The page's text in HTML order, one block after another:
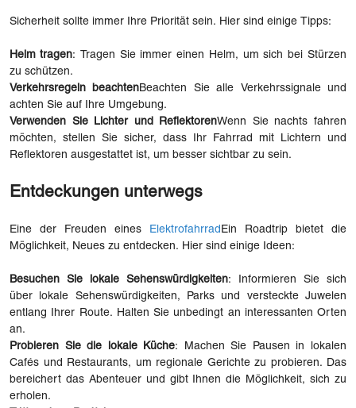
Sicherheit sollte immer Ihre Priorität sein. Hier sind einige Tipps:
Helm tragen: Tragen Sie immer einen Helm, um sich bei Stürzen
zu schützen.
Verkehrsregeln beachtenBeachten Sie alle Verkehrssignale und
achten Sie auf Ihre Umgebung.
Verwenden Sie Lichter und ReflektorenWenn Sie nachts fahren
möchten, stellen Sie sicher, dass Ihr Fahrrad mit Lichtern und
Reflektoren ausgestattet ist, um besser sichtbar zu sein.
Entdeckungen unterwegs
Eine der Freuden eines Elektrofahrrad Ein Roadtrip bietet die
Möglichkeit, Neues zu entdecken. Hier sind einige Ideen:
Besuchen Sie lokale Sehenswürdigkeiten: Informieren Sie sich
über lokale Sehenswürdigkeiten, Parks und versteckte Juwelen
entlang Ihrer Route. Halten Sie unbedingt an interessanten Orten
an.
Probieren Sie die lokale Küche: Machen Sie Pausen in lokalen
Cafés und Restaurants, um regionale Gerichte zu probieren. Das
bereichert das Abenteuer und gibt Ihnen die Möglichkeit, sich zu
erholen.